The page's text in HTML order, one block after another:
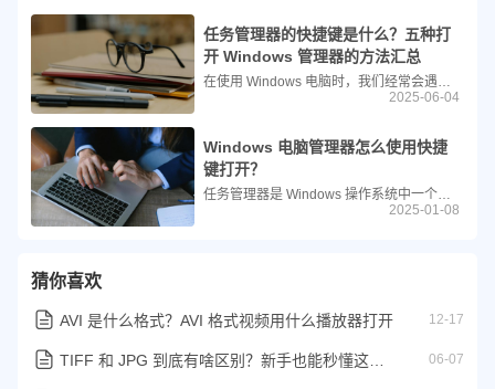
任务管理器的快捷键是什么？五种打
开 Windows 管理器的方法汇总
在使用 Windows 电脑时，我们经常会遇到程序卡顿、系统运行缓慢或者某个软件无响应的情况。这时，任务管理器就是你最得力的小助手。它不仅可以帮助你查看哪些程序正在运行，还能结束不响应的任务、查看系统资源占用情况，甚至优化电脑性能。
2025-06-04
Windows 电脑管理器怎么使用快捷
键打开？
任务管理器是 Windows 操作系统中一个强大的工具，它允许用户监控系统的性能、启动和停止进程、管理服务、以及查看网络活动等。掌握任务管理器的快捷键可以帮助你更高效地进行这些操作。本文将教你如何利用任务管理器中的快捷键来提升你的工作效率。
2025-01-08
猜你喜欢
AVI 是什么格式？AVI 格式视频用什么播放器打开 12-17
06-07